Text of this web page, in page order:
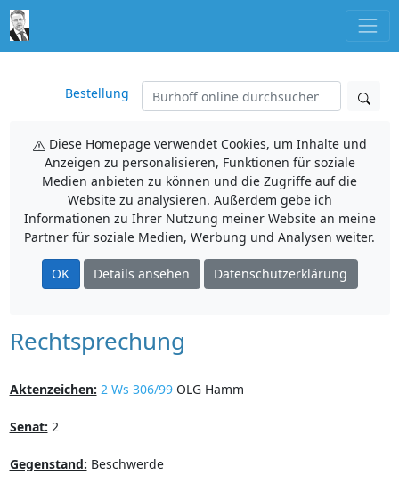
Bestellung
Diese Homepage verwendet Cookies, um Inhalte und
Anzeigen zu personalisieren, Funktionen für soziale
Medien anbieten zu können und die Zugriffe auf die
Website zu analysieren. Außerdem gebe ich
Informationen zu Ihrer Nutzung meiner Website an meine
Partner für soziale Medien, Werbung und Analysen weiter.
OK Details ansehen Datenschutzerklärung
Rechtsprechung
Aktenzeichen: 2 Ws 306/99OLG Hamm
Senat: 2
Gegenstand: Beschwerde